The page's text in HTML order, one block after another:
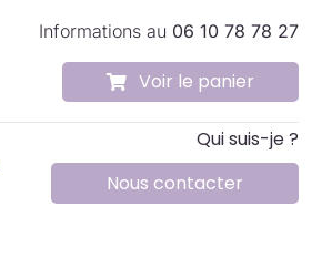
Informations au 06 10 78 78 27
Voir le panier
Qui suis-je ?
Nous contacter